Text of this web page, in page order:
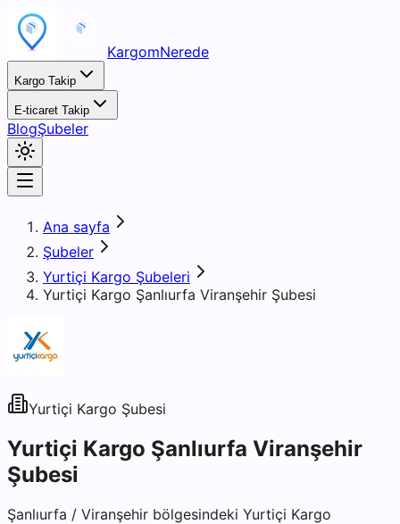
KargomNerede
Kargo Takip
E-ticaret Takip
BlogŞubeler
Ana sayfa
Şubeler
Yurtiçi Kargo Şubeleri
Yurtiçi Kargo Şanlıurfa Viranşehir Şubesi
Yurtiçi Kargo Şubesi
Yurtiçi Kargo Şanlıurfa Viranşehir
Şubesi
Şanlıurfa / Viranşehir bölgesindeki Yurtiçi Kargo